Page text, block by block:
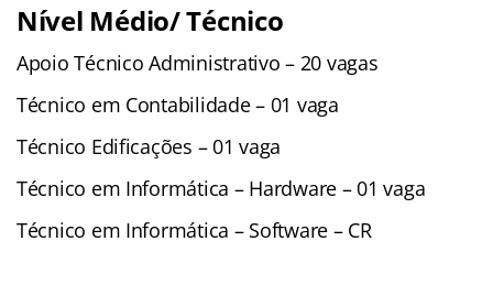
Nível Médio/ Técnico
Apoio Técnico Administrativo – 20 vagas
Técnico em Contabilidade – 01 vaga
Técnico Edificações – 01 vaga
Técnico em Informática – Hardware – 01 vaga
Técnico em Informática – Software – CR